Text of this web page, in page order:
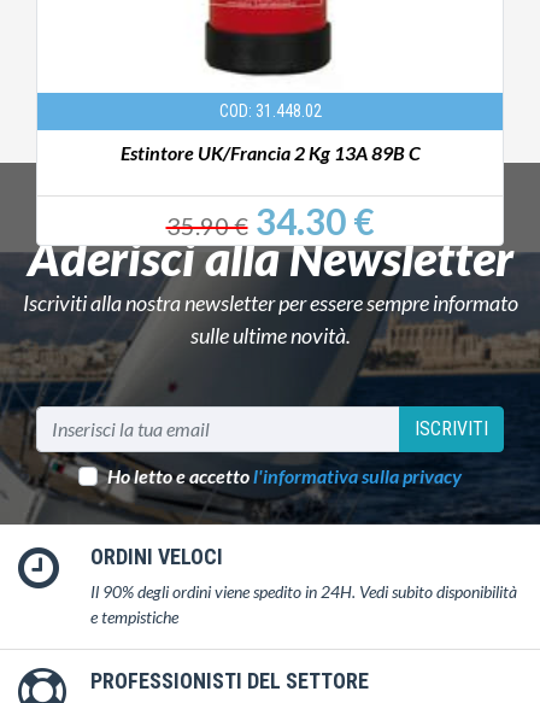
COD: 31.448.02
Estintore UK/Francia 2 Kg 13A 89B C
35.90 €34.30 €
Aderisci alla Newsletter
Iscriviti alla nostra newsletter per essere sempre informato
sulle ultime novità.
ISCRIVITI
Ho letto e accettol'informativa sulla privacy
ORDINI VELOCI
Il 90% degli ordini viene spedito in 24H. Vedi subito disponibilità
e tempistiche
PROFESSIONISTI DEL SETTORE